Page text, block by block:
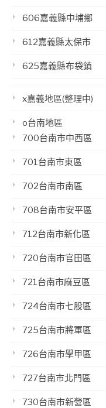
606嘉義縣中埔鄉
612嘉義縣太保市
625嘉義縣布袋鎮
x嘉義地區(整理中)
o台南地區
700台南市中西區
701台南市東區
702台南市南區
708台南市安平區
712台南市新化區
720台南市官田區
721台南市麻豆區
724台南市七股區
725台南市將軍區
726台南市學甲區
727台南市北門區
730台南市新營區